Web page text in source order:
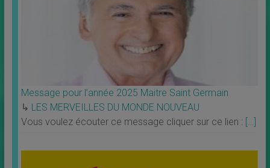
Message pour l’année 2025 Maitre Saint Germain
↳ LES MERVEILLES DU MONDE NOUVEAU
Vous voulez écouter ce message cliquer sur ce lien : […]